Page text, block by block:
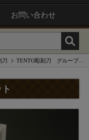
お問い合わせ
刀 TENTO彫刻刀 グループセット